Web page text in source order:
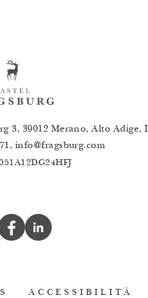
3, 39012 Merano, Alto Adige,
, info@fragsburg.com
ACCESSIBILITÀ